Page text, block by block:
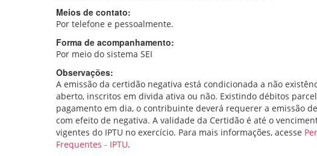
Meios de contato:
Por telefone e pessoalmente.
Forma de acompanhamento:
Por meio do sistema SEI
Observações:
A emissão da certidão negativa está condicionada a não
aberto, inscritos em divida ativa ou não. Existindo débitos
pagamento em dia, o contribuinte deverá requerer a emissão
com efeito de negativa. A validade da Certidão é até o
vigentes do IPTU no exercício. Para mais informações, acesse
Frequentes - IPTU.